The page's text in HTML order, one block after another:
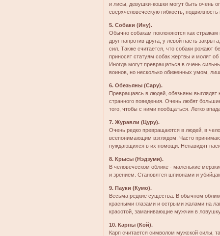
и лисы, девушки-кошки могут быть очень
сверхчеловеческую гибкость,
5. Собаки (Ину).
Обычно собакам поклоняются как
друг напротив друга, у левой пасть
сил. Также считается, что собаки рожают
приносят статуям собак жертвы и молят
Иногда могут превращаться в очень
воинов, но несколько обиженных умом,
6. Обезьяны (Сару).
Превращаясь в людей, обезьяны
странного поведения. Очень любят
того, чтобы с ними пообщаться. Легко
7. Журавли (Цуру).
Очень редко превращаются в людей, в
всепонимающим взглядом. Часто
нуждающихся в их помощи. Ненавидят
8. Крысы (Нэдзуми).
В человеческом облике - маленькие
и зрением. Становятся шпионами и
9. Пауки (Кумо).
Весьма редкие существа. В обычном
красными глазами и острыми жалами на
красотой, заманивающие мужчин в
10. Карпы (Кой).
Карп считается символом мужской силы,